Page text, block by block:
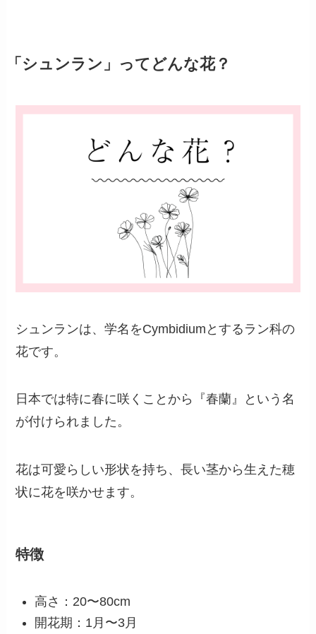
「シュンラン」ってどんな花？
シュンランは、学名をCymbidiumとするラン科の
花です。
日本では特に春に咲くことから『春蘭』という名
が付けられました。
花は可愛らしい形状を持ち、長い茎から生えた穂
状に花を咲かせます。
特徴
高さ：20〜80cm
開花期：1月〜3月